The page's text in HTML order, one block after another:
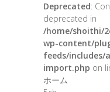
Deprecated:
deprecated in
/home/shoithi/
wp-content/
feeds/includes/
import.php on
ホーム